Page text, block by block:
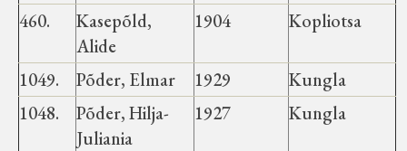
460.
Kasepõld,
Alide
1904 Kopliotsa
1049. Põder, Elmar 1929
Kungla
1048.
Põder, Hilja-
Juliania
1927 Kungla